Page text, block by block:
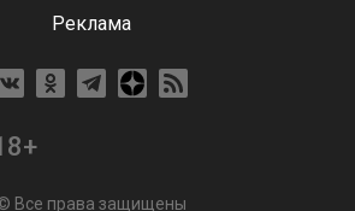
Реклама
Все права защищены